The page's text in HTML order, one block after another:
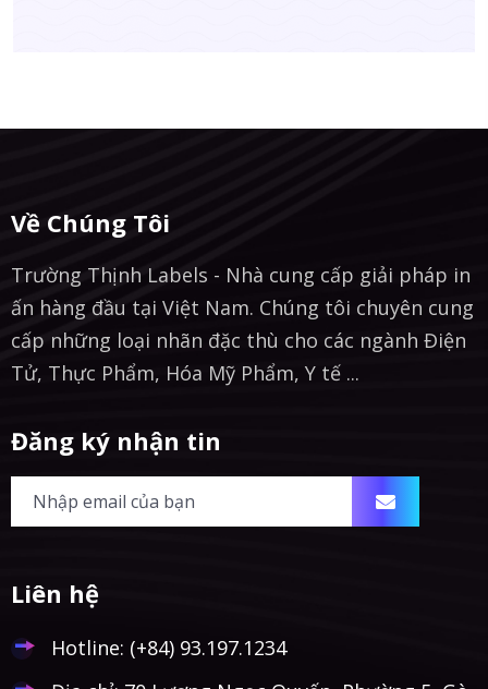
Về Chúng Tôi
Trường Thịnh Labels - Nhà cung cấp giải pháp in
ấn hàng đầu tại Việt Nam. Chúng tôi chuyên cung
cấp những loại nhãn đặc thù cho các ngành Điện
Tử, Thực Phẩm, Hóa Mỹ Phẩm, Y tế ...
Đăng ký nhận tin
Liên hệ
Hotline: (+84) 93.197.1234